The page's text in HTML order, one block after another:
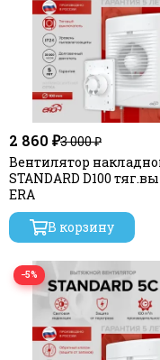
2 860 ₽3 000 ₽
Вентилятор
STANDARD D100
ERA
В корзину
−5%